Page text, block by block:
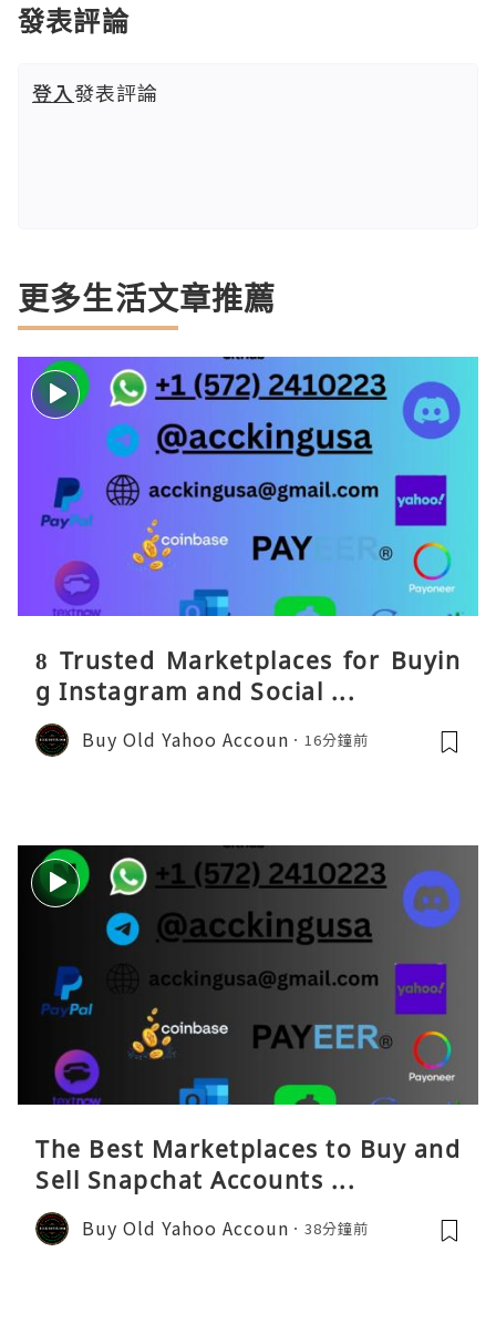
發表評論
登入發表評論
更多生活文章推薦
8 Trusted Marketplaces for Buyin
g Instagram and Social ...
Buy Old Yahoo Accoun 16分鐘前
The Best Marketplaces to Buy and
Sell Snapchat Accounts ...
Buy Old Yahoo Accoun 38分鐘前